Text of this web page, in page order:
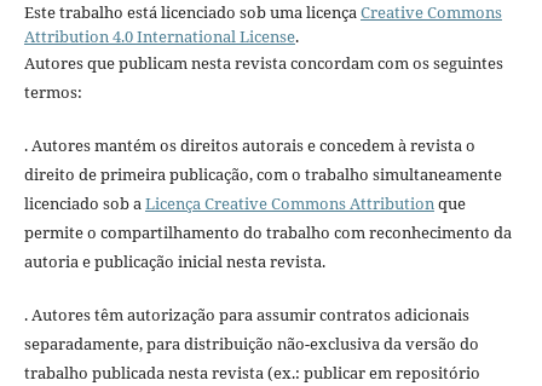
Este trabalho está licenciado sob uma licençaCreative Commons
Attribution 4.0 International License.
Autores que publicam nesta revista concordam com os seguintes
termos:
. Autores mantém os direitos autorais e concedem à revista o
direito de primeira publicação, com o trabalho simultaneamente
licenciado sob aLicença Creative Commons Attributionque
permite o compartilhamento do trabalho com reconhecimento da
autoria e publicação inicial nesta revista.
. Autores têm autorização para assumir contratos adicionais
separadamente, para distribuição não-exclusiva da versão do
trabalho publicada nesta revista (ex.: publicar em repositório